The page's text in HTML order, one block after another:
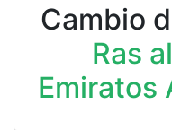
Cambio
Ras
Emiratos